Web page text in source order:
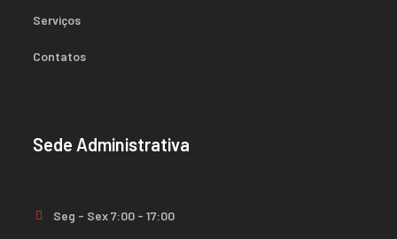
Serviços
Contatos
Sede Administrativa
Seg - Sex 7:00 - 17:00